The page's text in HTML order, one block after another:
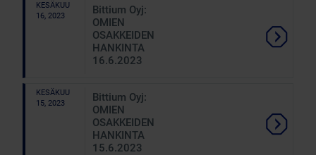
KESÄKUU
16, 2023
Bittium Oyj:
OMIEN
OSAKKEIDEN
HANKINTA
16.6.2023
KESÄKUU
15, 2023
Bittium Oyj:
OMIEN
OSAKKEIDEN
HANKINTA
15.6.2023